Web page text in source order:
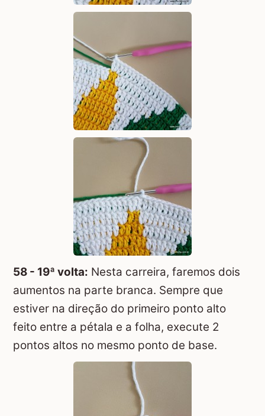
58 - 19ª volta: Nesta carreira, faremos dois
aumentos na parte branca. Sempre que
estiver na direção do primeiro ponto alto
feito entre a pétala e a folha, execute 2
pontos altos no mesmo ponto de base.